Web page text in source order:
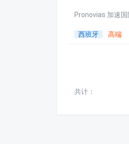
Pronovias 加速
西班牙 高端
共计：